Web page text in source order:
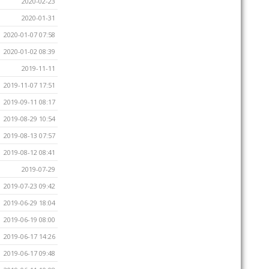
2020-01-31
2020-01-07 07:58
2020-01-02 08:39
2019-11-11
2019-11-07 17:51
2019-09-11 08:17
2019-08-29 10:54
2019-08-13 07:57
2019-08-12 08:41
2019-07-29
2019-07-23 09:42
2019-06-29 18:04
2019-06-19 08:00
2019-06-17 14:26
2019-06-17 09:48